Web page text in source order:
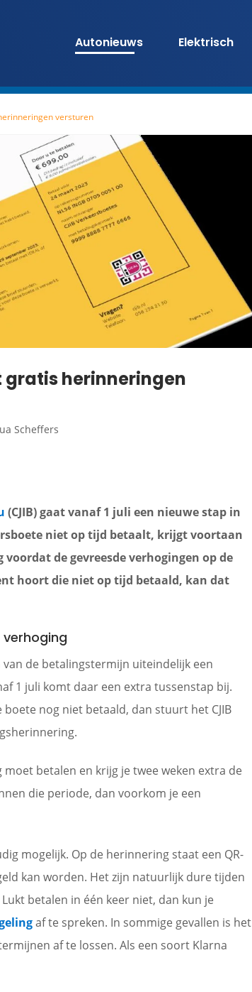
Autonieuws Elektrisch
versturen
gratis herinneringen
Scheffers
(CJIB) gaat vanaf 1 juli een nieuwe stap in
niet op tijd betaalt, krijgt voortaan
de gevreesde verhogingen op de
hoort die niet op tijd betaald, kan dat
verhoging
de betalingstermijn uiteindelijk een
1 juli komt daar een extra tussenstap bij.
nog niet betaald, dan stuurt het CJIB
betalen en krijg je twee weken extra de
die periode, dan voorkom je een
mogelijk. Op de herinnering staat een QR-
kan worden. Het zijn natuurlijk dure tijden
betalen in één keer niet, dan kun je
af te spreken. In sommige gevallen is het
af te lossen. Als een soort Klarna